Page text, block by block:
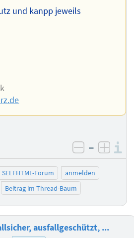
und kanpp jeweils
negativ
–
SELFHTML-Forum
anmelden
Beitrag im Thread-Baum
ausfallgeschützt, ...